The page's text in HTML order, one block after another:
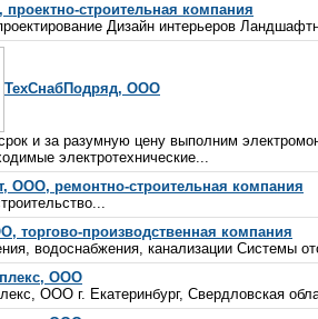
проектно-строительная компания
Дизайн интерьеров
ТехСнабПодряд, ООО
и за разумную цену выполним
электротехнические...
ООО, ремонтно-строительная компания
торгово-производственная компания
водоснабжения, канализации Системы
ООО
ООО г. Екатеринбург, Свердловская